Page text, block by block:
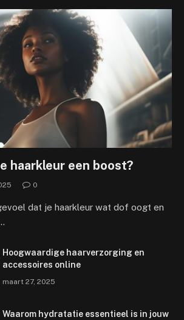
haarkleur een boost?
0
dat je haarkleur wat dof oogt en
Hoogwaardige haarverzorging en
accessoires online
maart 27, 2025
Waarom hydratatie essentieel is in jouw